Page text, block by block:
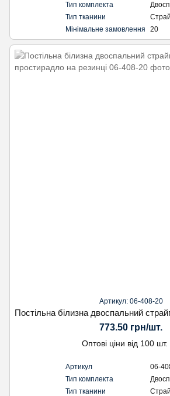
Тип комплекта
Тип тканини
Мінімальне замовлення
20
Артикул: 06-408-20
773.50 грн/шт.
Оптові ціни від 100 шт.
Артикул
06-
Тип комплекта
Тип тканини